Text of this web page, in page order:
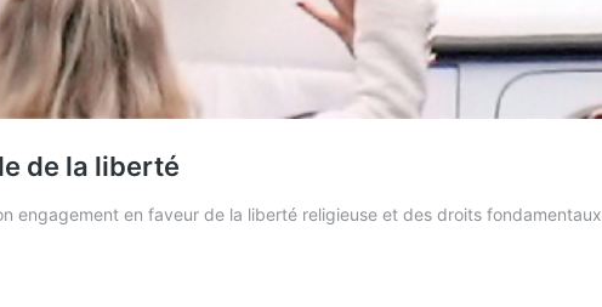
de la liberté
engagement en faveur de la liberté religieuse et des droits fondamentaux